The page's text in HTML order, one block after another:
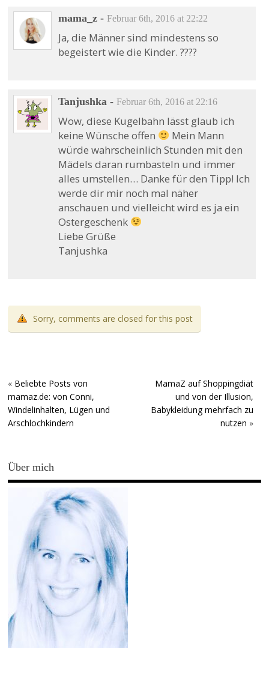
mama_z - Februar 6th, 2016 at 22:22
Ja, die Männer sind mindestens so
begeistert wie die Kinder. ????
Tanjushka - Februar 6th, 2016 at 22:16
Wow, diese Kugelbahn lässt glaub ich
keine Wünsche offen
Mein Mann
würde wahrscheinlich Stunden mit den
Mädels daran rumbasteln und immer
alles umstellen… Danke für den Tipp! Ich
werde dir mir noch mal näher
anschauen und vielleicht wird es ja ein
Ostergeschenk
Liebe Grüße
Tanjushka
Sorry, comments are closed for this post
« Beliebte Posts von
mamaz.de: von Conni,
Windelinhalten, Lügen und
Arschlochkindern
MamaZ auf Shoppingdiät
und von der Illusion,
Babykleidung mehrfach zu
nutzen »
Über mich